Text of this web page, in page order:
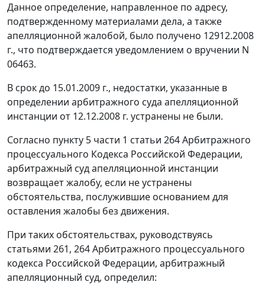
Данное определение, направленное по адресу,
подтвержденному материалами дела, а также
апелляционной жалобой, было получено 12912.2008
г., что подтверждается уведомлением о вручении N
06463.
В срок до 15.01.2009 г., недостатки, указанные в
определении арбитражного суда апелляционной
инстанции от 12.12.2008 г. устранены не были.
Согласно пункту 5 части 1 статьи 264Арбитражного
процессуального Кодекса Российской Федерации,
арбитражный суд апелляционной инстанции
возвращает жалобу, если не устранены
обстоятельства, послужившие основанием для
оставления жалобы без движения.
При таких обстоятельствах, руководствуясь
статьями 261, 264Арбитражного процессуального
кодекса Российской Федерации, арбитражный
апелляционный суд, определил: